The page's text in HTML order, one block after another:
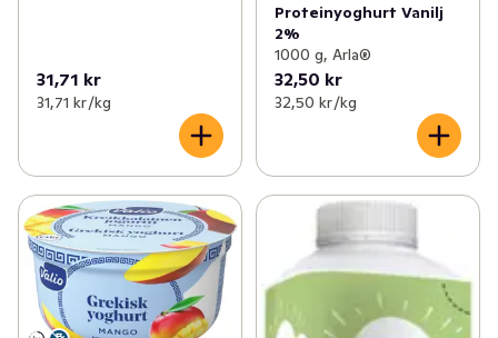
31,71 kr
31,71 kr /kg
Proteinyoghurt Vanilj
2%
1000 g, Arla®
32,50 kr
32,50 kr /kg